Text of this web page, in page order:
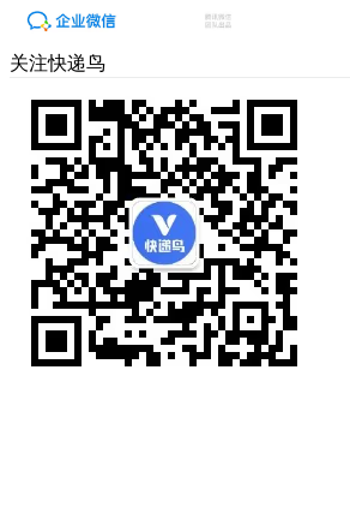
关注快递鸟